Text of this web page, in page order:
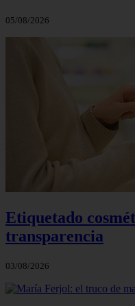
05/08/2026
Etiquetado
transparencia
03/08/2026